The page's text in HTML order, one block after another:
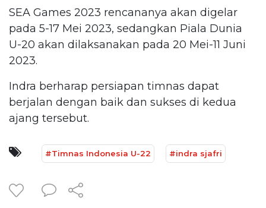
SEA Games 2023 rencananya akan digelar
pada 5-17 Mei 2023, sedangkan Piala Dunia
U-20 akan dilaksanakan pada 20 Mei-11 Juni
2023.
Indra berharap persiapan timnas dapat
berjalan dengan baik dan sukses di kedua
ajang tersebut.
#Timnas Indonesia U-22 #indra sjafri